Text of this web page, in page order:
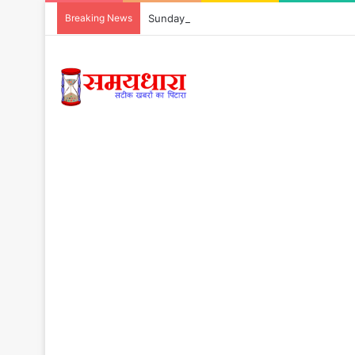
Breaking News Sunday Thoughts On Luck : क्या सच में